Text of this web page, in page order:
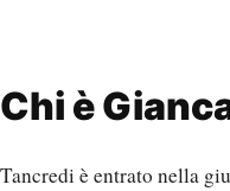
Chi è
Tancredi è entrato nella